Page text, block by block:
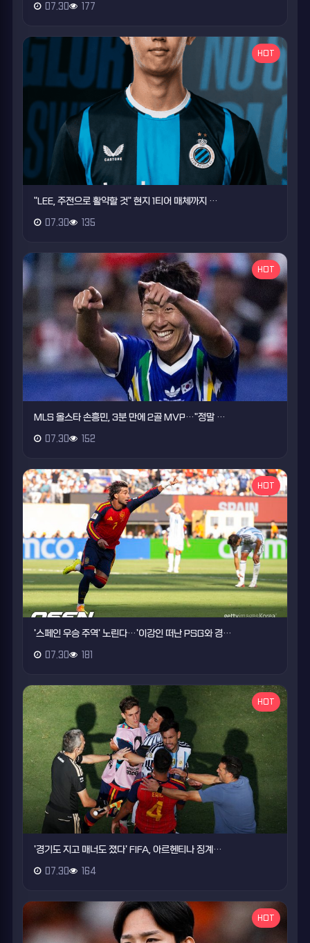
07.30 177
HOT
"LEE, 주전으로 활약할 것" 현지 1티어 매체까지 …
07.30 135
HOT
MLS 올스타 손흥민, 3분 만에 2골 MVP…"정말 …
07.30 152
HOT
'스페인 우승 주역' 노린다…'이강인 떠난 PSG와 경…
07.30 181
HOT
'경기도 지고 매너도 졌다' FIFA, 아르헨티나 징계…
07.30 164
HOT